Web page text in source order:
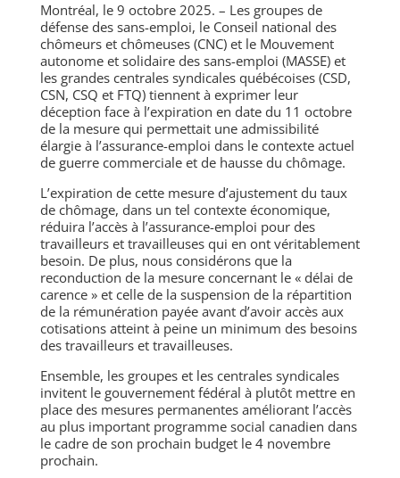
Montréal, le 9 octobre 2025. – Les groupes de
défense des sans-emploi, le Conseil national des
chômeurs et chômeuses (CNC) et le Mouvement
autonome et solidaire des sans-emploi (MASSE) et
les grandes centrales syndicales québécoises (CSD,
CSN, CSQ et FTQ) tiennent à exprimer leur
déception face à l’expiration en date du 11 octobre
de la mesure qui permettait une admissibilité
élargie à l’assurance-emploi dans le contexte actuel
de guerre commerciale et de hausse du chômage.
L’expiration de cette mesure d’ajustement du taux
de chômage, dans un tel contexte économique,
réduira l’accès à l’assurance-emploi pour des
travailleurs et travailleuses qui en ont véritablement
besoin. De plus, nous considérons que la
reconduction de la mesure concernant le « délai de
carence » et celle de la suspension de la répartition
de la rémunération payée avant d’avoir accès aux
cotisations atteint à peine un minimum des besoins
des travailleurs et travailleuses.
Ensemble, les groupes et les centrales syndicales
invitent le gouvernement fédéral à plutôt mettre en
place des mesures permanentes améliorant l’accès
au plus important programme social canadien dans
le cadre de son prochain budget le 4 novembre
prochain.